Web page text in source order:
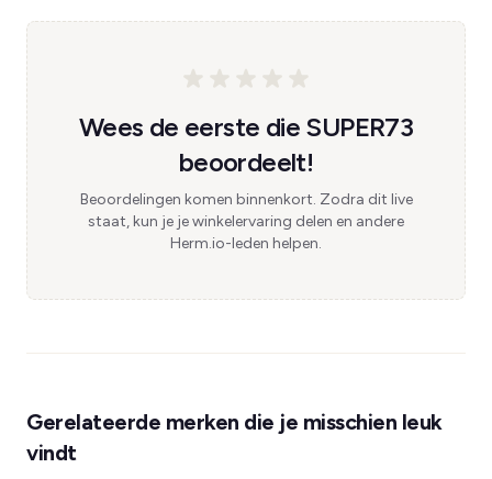
Wees de eerste die SUPER73
beoordeelt!
Beoordelingen komen binnenkort. Zodra dit live
staat, kun je je winkelervaring delen en andere
Herm.io-leden helpen.
Gerelateerde merken die je misschien leuk
vindt